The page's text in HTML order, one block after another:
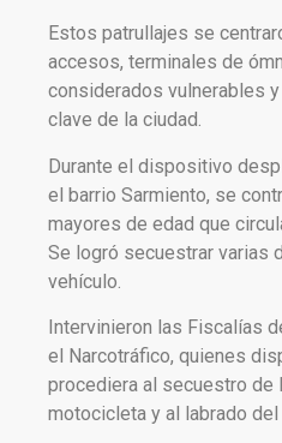
Estos patrullajes se
accesos, terminales de
considerados vulnerables
clave de la ciudad.
Durante el dispositivo
el barrio Sarmiento, se
mayores de edad que
Se logró secuestrar varias
vehículo.
Intervinieron las Fiscalías
el Narcotráfico, quienes
procediera al secuestro
motocicleta y al labrado